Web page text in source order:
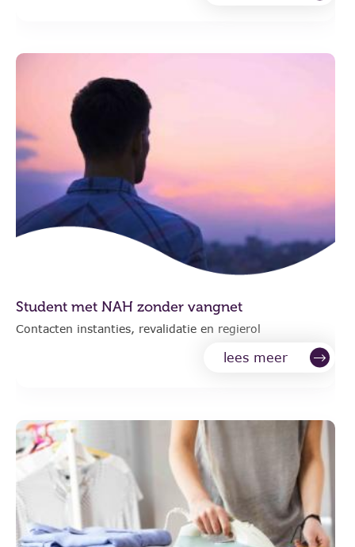
Student met NAH zonder vangnet
Contacten instanties, revalidatie en regierol
lees meer